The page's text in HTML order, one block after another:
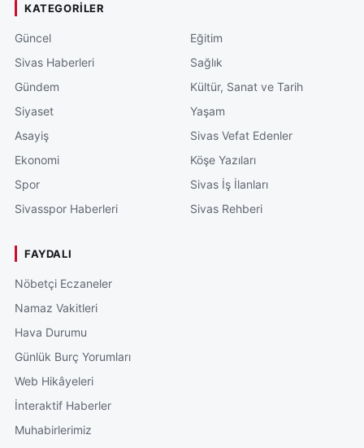
KATEGORILER
Güncel
Sivas Haberleri
Gündem
Siyaset
Asayiş
Ekonomi
Spor
Sivasspor Haberleri
Eğitim
Sağlık
Kültür, Sanat ve Tarih
Yaşam
Sivas Vefat Edenler
Köşe Yazıları
Sivas İş İlanları
Sivas Rehberi
FAYDALI
Nöbetçi Eczaneler
Namaz Vakitleri
Hava Durumu
Günlük Burç Yorumları
Web Hikâyeleri
İnteraktif Haberler
Muhabirlerimiz